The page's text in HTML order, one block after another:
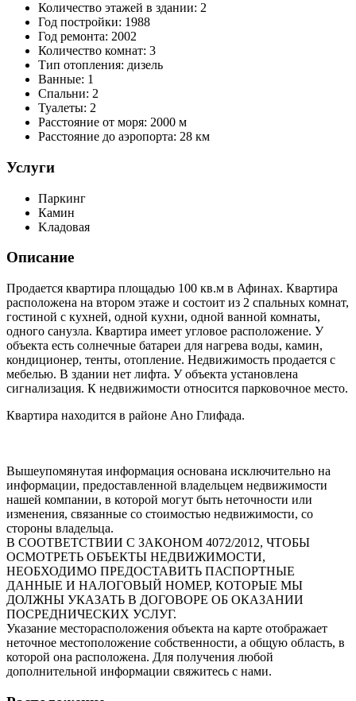
Количество этажей в здании: 2
Год постройки: 1988
Год ремонта: 2002
Количество комнат: 3
Тип отопления: дизель
Ванные: 1
Спальни: 2
Туалеты: 2
Расстояние от моря: 2000 м
Расстояние до аэропорта: 28 км
Услуги
Паркинг
Камин
Kладовая
Описание
Продается квартира площадью 100 кв.м в Афинах. Квартира
расположена на втором этаже и состоит из 2 спальных комнат,
гостиной с кухней, одной кухни, одной ванной комнаты,
одного санузла. Квартира имеет угловое расположение. У
объекта есть солнечные батареи для нагрева воды, камин,
кондиционер, тенты, отопление. Недвижимость продается с
мебелью. В здании нет лифта. У объекта установлена
сигнализация. К недвижимости относится парковочное место.
Квартира находится в районе Ано Глифада.
Вышеупомянутая информация основана исключительно на
информации, предоставленной владельцем недвижимости
нашей компании, в которой могут быть неточности или
изменения, связанные со стоимостью недвижимости, со
стороны владельца.
В СООТВЕТСТВИИ С ЗАКОНОМ 4072/2012, ЧТОБЫ
ОСМОТРЕТЬ ОБЪЕКТЫ НЕДВИЖИМОСТИ,
НЕОБХОДИМО ПРЕДОСТАВИТЬ ПАСПОРТНЫЕ
ДАННЫЕ И НАЛОГОВЫЙ НОМЕР, КОТОРЫЕ МЫ
ДОЛЖНЫ УКАЗАТЬ В ДОГОВОРЕ ОБ ОКАЗАНИИ
ПОСРЕДНИЧЕСКИХ УСЛУГ.
Указание месторасположения объекта на карте отображает
неточное местоположение собственности, а общую область, в
которой она расположена. Для получения любой
дополнительной информации свяжитесь с нами.